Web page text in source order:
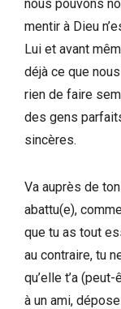
nous pouvons
mentir à Dieu
Lui et avant
déjà ce que
rien de faire
des gens
sincères.
Va auprès de
abattu(e),
que tu as tout
au contraire, tu
qu’elle t’a
à un ami,